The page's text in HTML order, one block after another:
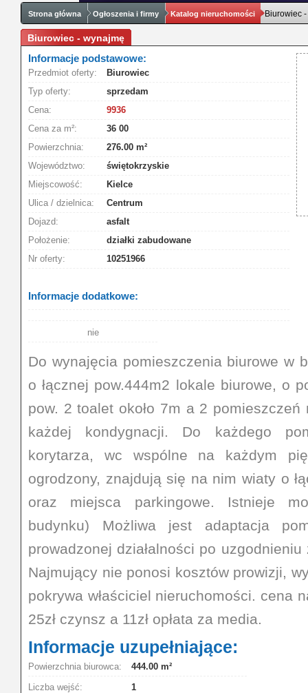
Strona główna Ogłoszenia i firmy Katalog nieruchomości Biurowiec
Biurowiec - wynajmę
Informacje podstawowe:
Przedmiot oferty:
Biurowiec
Typ oferty:
sprzedam
Cena:
9936
Cena za m²:
36 00
Powierzchnia:
276.00 m²
Województwo:
świętokrzyskie
Miejscowość:
Kielce
Ulica / dzielnica:
Centrum
Dojazd:
asfalt
Położenie:
działki zabudowane
Nr oferty:
10251966
Informacje dodatkowe:
nie
Do wynajęcia pomieszczenia biurowe w
o łącznej pow.444m2 lokale biurowe, o
pow. 2 toalet około 7m a 2
każdej kondygnacji. Do każdego
korytarza, wc wspólne na każdym
ogrodzony, znajdują się na nim wiaty o
oraz miejsca parkingowe. Istnieje
budynku) Możliwa jest adaptacja
prowadzonej działalności po
Najmujący nie ponosi kosztów prowizji,
pokrywa właściciel nieruchomości. cena
25zł czynsz a 11zł opłata za media.
Informacje uzupełniające:
Powierzchnia biurowca:
444.00 m²
Liczba wejść:
1